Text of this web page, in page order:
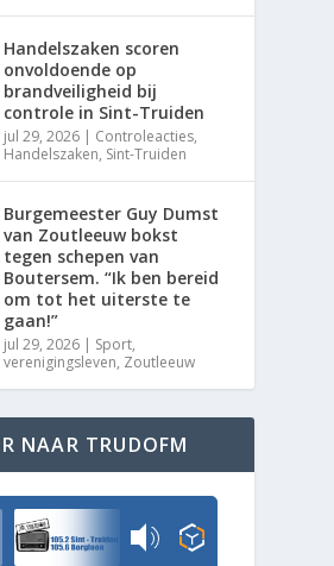
Handelszaken scoren
onvoldoende op
brandveiligheid bij
controle in Sint-Truiden
jul 29, 2026 | Controleacties,
Handelszaken, Sint-Truiden
Burgemeester Guy Dumst
van Zoutleeuw bokst
tegen schepen van
Boutersem. “Ik ben bereid
om tot het uiterste te
gaan!”
jul 29, 2026 | Sport,
verenigingsleven, Zoutleeuw
NAAR TRUDOFM
TrudoFM